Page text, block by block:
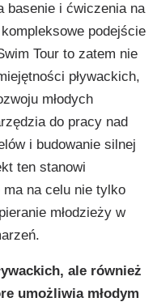
basenie i ćwiczenia na
podejście
Tour to zatem nie
pływackich,
młodych
do pracy nad
i budowanie silnej
ten stanowi
na celu nie tylko
młodzieży w
ale również
umożliwia młodym